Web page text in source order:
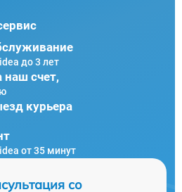
до 3 лет
наш счет,
курьера
от 35 минут
со